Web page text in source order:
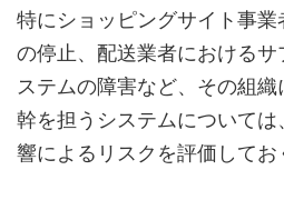
特にショッピングサイト事業
の停止、配送業者における
ステムの障害など、その組
幹を担うシステムについて
響によるリスクを評価してお